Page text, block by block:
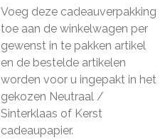
Voeg deze cadeauverpakking
toe aan de winkelwagen per
gewenst in te pakken artikel
en de bestelde artikelen
worden voor u ingepakt in het
gekozen Neutraal /
Sinterklaas of Kerst
cadeaupapier.